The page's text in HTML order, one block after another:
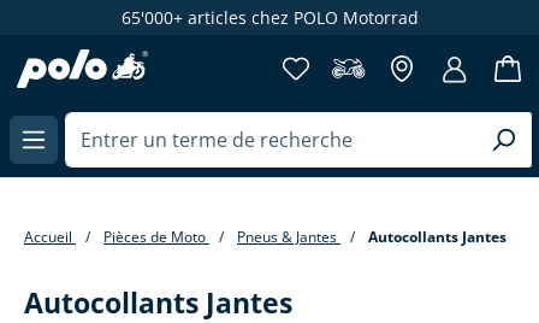
articles chez POLO Motorrad
Accueil Pièces de Moto Pneus & Jantes Autocollants Jantes
Autocollants Jantes